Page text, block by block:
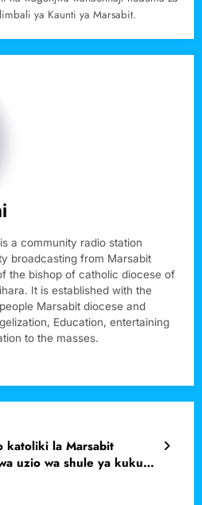
ya Kaunti ya Marsabit.
a community radio station
broadcasting from Marsabit
the bishop of catholic diocese of
It is established with the
Marsabit diocese and
Education, entertaining
to the masses.
katoliki la Marsabit
uzio wa shule ya kukub